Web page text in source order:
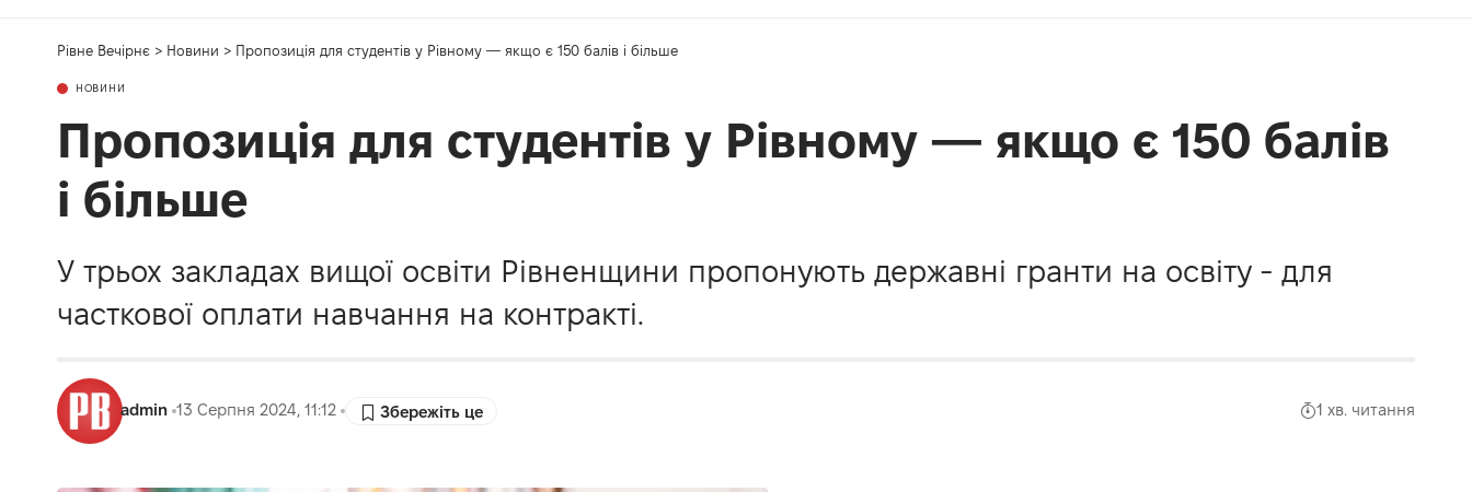
Рівне Вечірнє > Новини > Пропозиція для студентів у Рівному — якщо є 150 балів і більше
НОВИНИ
Пропозиція для студентів у Рівному — якщо є 150 балів
і більше
У трьох закладах вищої освіти Рівненщини пропонують державні гранти на освіту - для
часткової оплати навчання на контракті.
admin 13 Серпня 2024, 11:12 1 хв. читання